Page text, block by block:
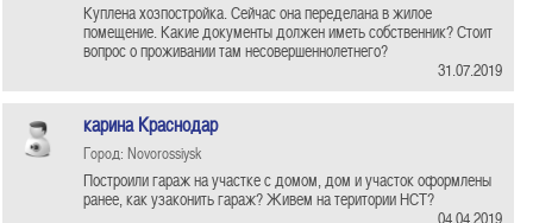
Куплена хозпостройка. Сейчас она переделана в жилое
помещение. Какие документы должен иметь собственник? Стоит
вопрос о проживании там несовершеннолетнего?
31.07.2019
карина Краснодар
Город: Novorossiysk
Построили гараж на участке с домом, дом и участок оформлены
ранее, как узаконить гараж? Живем на територии НСТ?
04.04.2019